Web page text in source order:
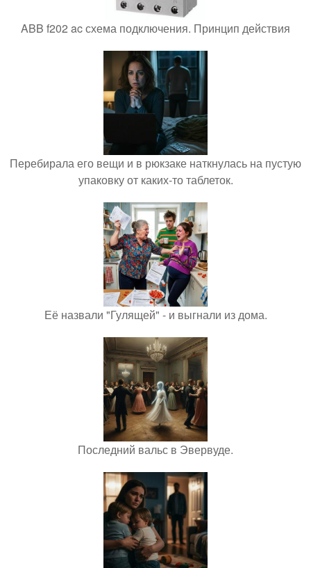
ABB f202 ac схема подключения. Принцип действия
Перебирала его вещи и в рюкзаке наткнулась на пустую
упаковку от каких-то таблеток.
Её назвали "Гулящей" - и выгнали из дома.
Последний вальс в Эвервуде.